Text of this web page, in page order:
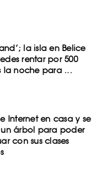
la isla en Belice
rentar por 500
la noche para ...
Internet en casa y se
un árbol para poder
con sus clases